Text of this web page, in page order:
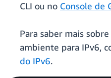
CLI ou no Console de
Para saber mais
ambiente para IPv6,
do IPv6.